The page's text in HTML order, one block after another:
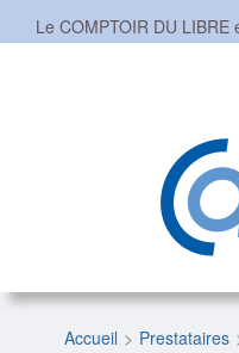
Le COMPTOIR DU LIBRE
Accueil Prestataires